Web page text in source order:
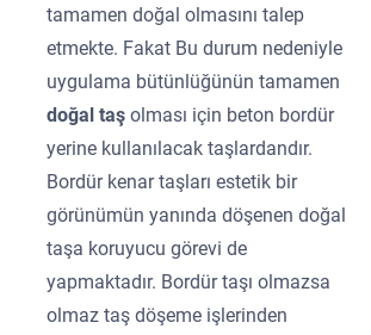
tamamen doğal olmasını talep
etmekte. Fakat Bu durum nedeniyle
uygulama bütünlüğünün tamamen
doğal taşolması için beton bordür
yerine kullanılacak taşlardandır.
Bordür kenar taşları estetik bir
görünümün yanında döşenen doğal
taşa koruyucu görevi de
yapmaktadır. Bordür taşı olmazsa
olmaz taş döşeme işlerinden